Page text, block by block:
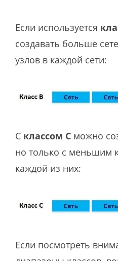
Если используется
создавать больше
узлов в каждой сети:
С классом C можно
но только с меньшим
каждой из них:
Если посмотреть